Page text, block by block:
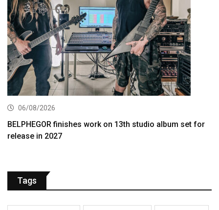
06/08/2026
BELPHEGOR finishes work on 13th studio album set for
release in 2027
Tags